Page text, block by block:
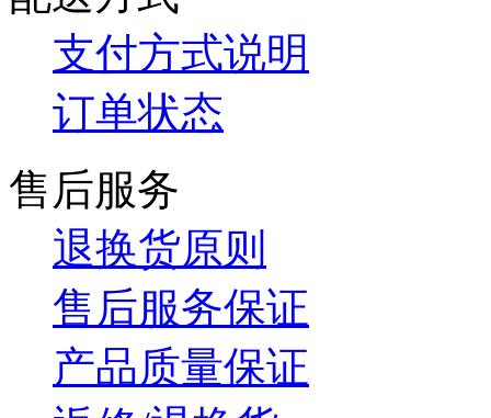
支付方式说明
订单状态
售后服务
退换货原则
售后服务保证
产品质量保证